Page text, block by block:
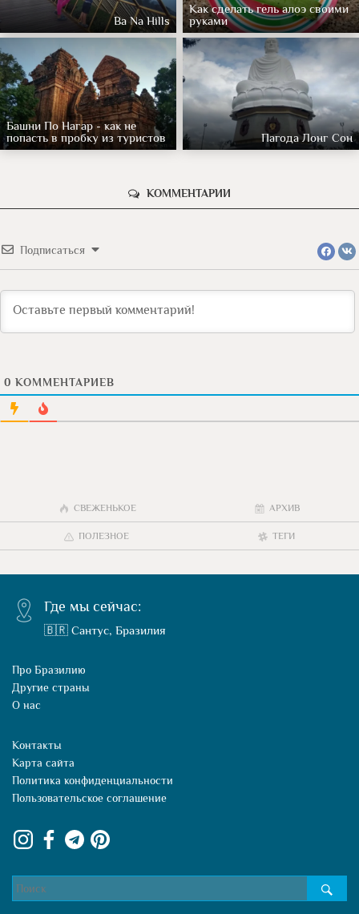
Ba Na Hills
Как сделать гель алоэ своими
руками
Башни По Нагар - как не
попасть в пробку из туристов
Пагода Лонг Сон
КОММЕНТАРИИ
Подписаться
0 КОММЕНТАРИЕВ
СВЕЖЕНЬКОЕ АРХИВ
ПОЛЕЗНОЕ ТЕГИ
Где мы сейчас:
🇧🇷 Сантус, Бразилия
Про Бразилию
Другие страны
О нас
Контакты
Карта сайта
Политика конфиденциальности
Пользовательское соглашение